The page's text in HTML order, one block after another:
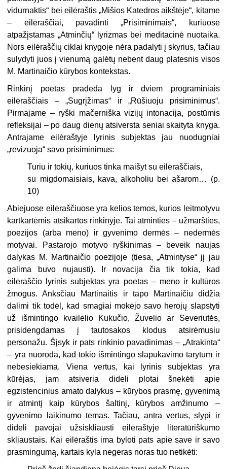
vidurnaktis“ bei eilėraštis „Mišios Kated­ros aikštėje“, kitame
– eilėraščiai, pavadinti „Prisiminimais“, kuriuose
atpažįstamas „Atminčių“ lyrizmas bei meditacinė nuotaika.
Nors eilėraščių ciklai knygoje nėra padalyti į skyrius, tačiau
sulydyti juos į vienumą galėtų nebent daug platesnis visos
M. Martinaičio kūrybos kontekstas.
Rinkinį poetas pradeda lyg ir dviem programiniais
eilėraščiais – „Su­grįžimas“ ir „Rūšiuoju prisiminimus“.
Pirmajame – ryški mačerniška viz­ijų intonacija, postūmis
refleksijai – po daug dienų atsiversta seniai skaity­ta knyga.
Antrajame eilėraštyje lyrinis subjektas jau nuodugniai
„revizuo­ja“ savo prisiminimus:
Turiu ir tokių, kuriuos tinka maišyt su eilėraščiais,
su migdomaisiais, kava, alkoholiu bei ašarom… (p.
10)
Abiejuose eilėraščiuose yra kelios temos, kurios leitmotyvu
kartkartėmis atsikartos rinkinyje. Tai atminties – užmaršties,
poezijos (arba meno) ir gyvenimo dermės – nedermės
motyvai. Pastarojo motyvo ryškinimas – beveik naujas
dalykas M. Martinaičio poezijoje (tiesa, „Atmintyse“ jį jau
galima buvo nujausti). Ir novacija čia tik tokia, kad
eilėraščio lyrinis subjektas yra poetas – meno ir kultūros
žmogus. Anksčiau Martinaitis ir tapo Martinaičiu didžia
dalimi tik todėl, kad smagiai mokėjo savo herojų slapstyti
už išmintingo kvailelio Kukučio, Žuvelio ar Severiutės,
prisidengdamas į tau­tosakos klodus atsirėmusiu
personažu. Šįsyk ir pats rinkinio pavadinimas – „Atrakinta“
– yra nuoroda, kad tokio išmintingo slapukavimo tarytum ir
nebesiekiama. Viena vertus, kai lyrinis subjektas yra
kūrėjas, jam atsiveria dideli plotai šnekėti apie
egzistencinius amato dalykus – kūrybos prasmę, gyvenimą
ir atmintį kaip kūrybos šaltinį, kūrybos amžinumo –
gyvenimo lai­kinumo temas. Tačiau, antra vertus, slypi ir
dideli pavojai užsiskliausti eilėraštyje literatūriškumo
skliaustais. Kai eilėraštis ima byloti pats apie save ir savo
prasmingumą, kartais kyla negeras noras tuo netikėti: